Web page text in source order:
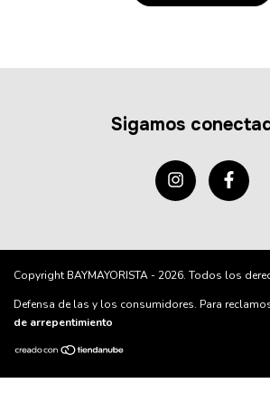
Sigamos
Copyright BAYMAYORISTA - 2026. Todos los
Defensa de las y los consumidores. Para
de arrepentimiento